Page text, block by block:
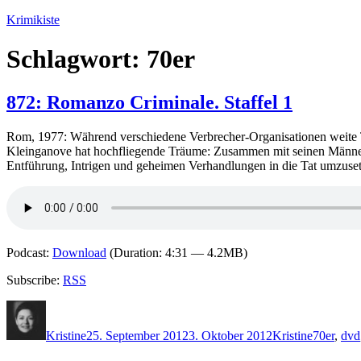
Zum
springen
Krimikiste
Schlagwort: 70er
872: Romanzo Criminale. Staffel 1
Rom, 1977: Während verschiedene Verbrecher-Organisationen
Kleinganove hat hochfliegende Träume: Zusammen mit seinen
Entführung, Intrigen und geheimen Verhandlungen in die Tat
Podcast: Download (Duration: 4:31 — 4.2MB)
Subscribe: RSS
Kristine25. September 20123. Oktober 2012Kristine70er, dvd